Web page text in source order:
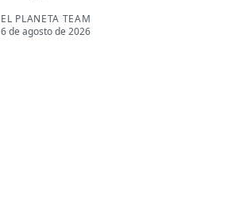
EL PLANETA TEAM
6 de agosto de 2026